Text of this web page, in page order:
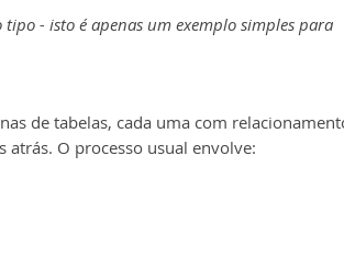
- isto é apenas um exemplo simples para
de tabelas, cada uma com
atrás. O processo usual envolve: